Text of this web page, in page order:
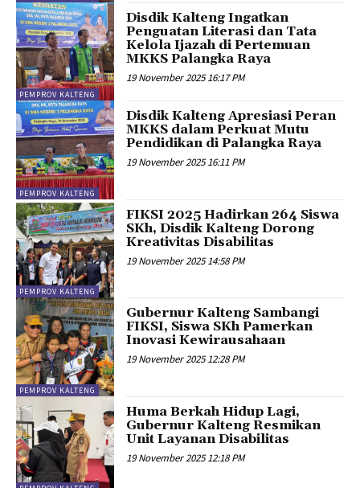
PEMPROV KALTENG
Disdik Kalteng Ingatkan
Penguatan Literasi dan Tata
Kelola Ijazah di Pertemuan
MKKS Palangka Raya
19 November 2025 16:17 PM
PEMPROV KALTENG
Disdik Kalteng Apresiasi Peran
MKKS dalam Perkuat Mutu
Pendidikan di Palangka Raya
19 November 2025 16:11 PM
PEMPROV KALTENG
FIKSI 2025 Hadirkan 264 Siswa
SKh, Disdik Kalteng Dorong
Kreativitas Disabilitas
19 November 2025 14:58 PM
PEMPROV KALTENG
Gubernur Kalteng Sambangi
FIKSI, Siswa SKh Pamerkan
Inovasi Kewirausahaan
19 November 2025 12:28 PM
Huma Berkah Hidup Lagi,
Gubernur Kalteng Resmikan
Unit Layanan Disabilitas
19 November 2025 12:18 PM